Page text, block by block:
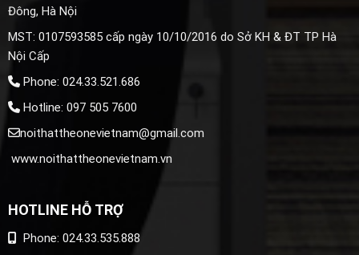
Đông, Hà Nội
MST: 0107593585 cấp ngày 10/10/2016 do Sở KH & ĐT TP Hà
Nội Cấp
Phone: 024.33.521.686
Hotline: 097 505 7600
noithattheonevietnam@gmail.com
www.noithattheonevietnam.vn
HOTLINE HỖ TRỢ
Phone: 024.33.535.888